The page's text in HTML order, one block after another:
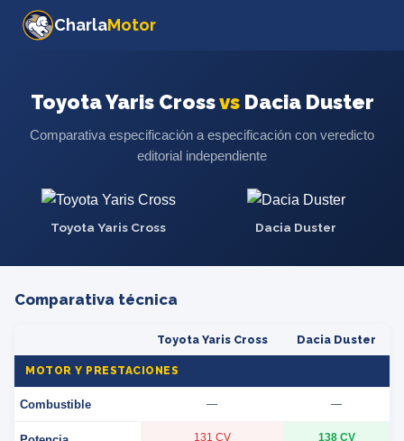
CharlaMotor
Toyota Yaris CrossvsDacia Duster
Comparativa especificación a especificación con veredicto
editorial independiente
Toyota Yaris Cross Dacia Duster
Comparativa técnica
Toyota Yaris Cross Dacia Duster
MOTOR Y PRESTACIONES
Combustible — —
131 CV 138 CV